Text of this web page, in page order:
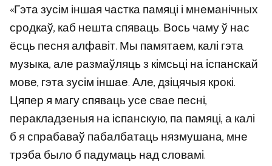
«Гэта зусім іншая частка памяці і мнеманічных
сродкаў, каб нешта спяваць. Вось чаму ў нас
ёсць песня алфавіт. Мы памятаем, калі гэта
музыка, але размаўляць з кімсьці на іспанскай
мове, гэта зусім іншае. Але, дзіцячыя крокі.
Цяпер я магу спяваць усе свае песні,
перакладзеныя на іспанскую, па памяці, а калі
б я спрабаваў пабалбатаць нязмушана, мне
трэба было б падумаць над словамі.